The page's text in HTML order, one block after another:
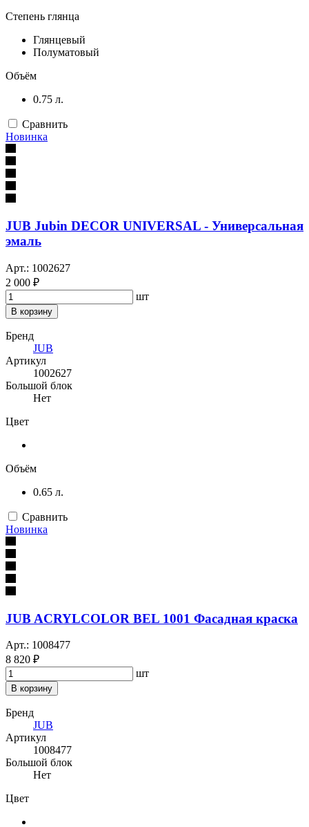
Степень глянца
Глянцевый
Полуматовый
Объём
0.75 л.
Сравнить
Новинка
JUB Jubin DECOR UNIVERSAL - Универсальная
эмаль
Арт.: 1002627
2 000 ₽
шт
В корзину
Бренд
JUB
Артикул
1002627
Большой блок
Нет
Цвет
Объём
0.65 л.
Сравнить
Новинка
JUB ACRYLCOLOR BEL 1001 Фасадная краска
Арт.: 1008477
8 820 ₽
шт
В корзину
Бренд
JUB
Артикул
1008477
Большой блок
Нет
Цвет